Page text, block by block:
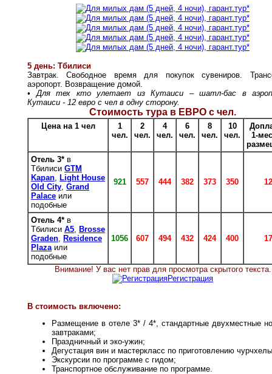
5 день: Тбилиси
Завтрак. Свободное время для покупок сувениров.
аэропорт. Возвращение домой.
• Для тех кто улетает из Кутаиси – шатл-бас в
Кутаиси - 12 евро с чел в одну сторону.
Стоимость тура в ЕВРО с чел.
Цена на 1 чел
1
чел.
2
чел.
4
чел.
6
чел.
8
чел.
10
чел.
1-
Отель 3* в
Тбилиси GTM
Kapan, Light House
Old City, Grand
Palace или
подобные
921 557 444 382 373 350
Отель 4* в
Тбилиси A5, Brosse
Graden, Residence
Plazaили
подобные
1056 607 494 432 424 400
Внимание! У вас нет прав для просмотра скрытого текста.
Регистрация
В стоимость включено:
Размещение в отеле 3* / 4*, стандартные двухместные
завтраками;
Праздничный и эко-ужин;
Дегустация вин и мастеркласс по приготовлению
Экскурсии по программе с гидом;
Транспортное обслуживание по программе.